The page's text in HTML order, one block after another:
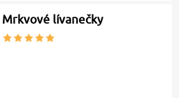
Mrkvové lívanečky